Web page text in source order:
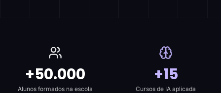
+50.000
Alunos formados na escola
+15
Cursos de IA aplicada